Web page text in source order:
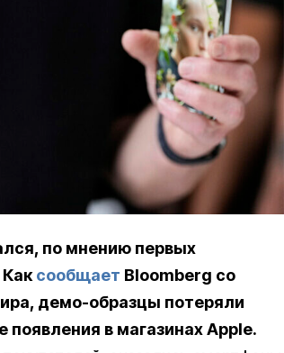
по мнению первых
Каксообщает Bloomberg со
демо-образцы потеряли
в магазинах Apple.